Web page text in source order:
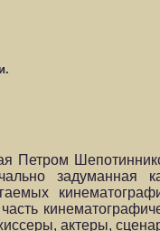
Петром
задуманная
актеры,